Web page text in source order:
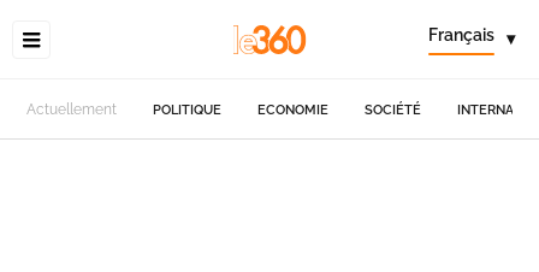
Français ▾
Actuellement POLITIQUE ECONOMIE SOCIÉTÉ